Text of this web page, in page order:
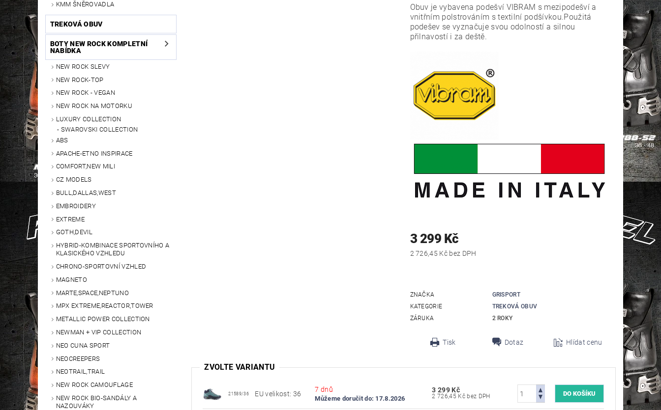
KMM ŠNĚROVADLA
TREKOVÁ OBUV
BOTY NEW ROCK KOMPLETNÍ
NABÍDKA
NEW ROCK SLEVY
NEW ROCK-TOP
NEW ROCK - VEGAN
NEW ROCK NA MOTORKU
LUXURY COLLECTION
SWAROVSKI COLLECTION
ABS
APACHE-ETNO INSPIRACE
COMFORT,NEW MILI
CZ MODELS
BULL,DALLAS,WEST
EMBROIDERY
EXTREME
GOTH,DEVIL
HYBRID-KOMBINACE SPORTOVNÍHO A
KLASICKÉHO VZHLEDU
CHRONO-SPORTOVNÍ VZHLED
MAGNETO
MARTE,SPACE,NEPTUNO
MPX EXTREME,REACTOR,TOWER
METALLIC POWER COLLECTION
NEWMAN + VIP COLLECTION
NEO CUNA SPORT
NEOCREEPERS
NEOTRAIL,TRAIL
NEW ROCK CAMOUFLAGE
NEW ROCK BIO-SANDÁLY A
NAZOUVÁKY
Obuv je vybavena podešví VIBRAM s mezipodešví a
vnitřním polstrováním s textilní podšívkou.Použitá
podešev se vyznačuje svou odolností a silnou
přilnavostí i za deště.
3 299 Kč
2 726,45 Kč bez DPH
ZNAČKA
GRISPORT
KATEGORIE
TREKOVÁ OBUV
ZÁRUKA
2 ROKY
Tisk Dotaz Hlídat cenu
ZVOLTE VARIANTU
21589/36 EU velikost: 36
7 dnů
Můžeme doručit do: 17.8.2026
3 299 Kč
2 726,45 Kč bez DPH